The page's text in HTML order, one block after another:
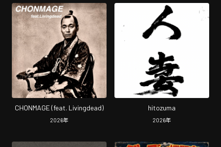
CHONMAGE (feat. Livingdead)
2026年
hitozuma
2026年